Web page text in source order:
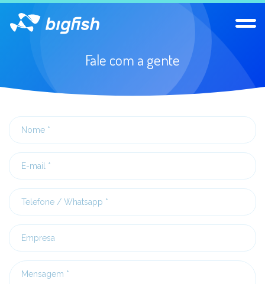
Abrir
clientes
Entre em contato
Fale com a gente
Nome
E-
mail
Telefone
/
Whatsapp
Empresa
Mensagem